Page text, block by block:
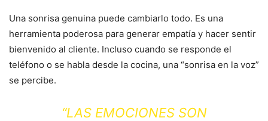
Una sonrisa genuina puede cambiarlo todo. Es una
herramienta poderosa para generar empatía y hacer sentir
bienvenido al cliente. Incluso cuando se responde el
teléfono o se habla desde la cocina, una “sonrisa en la voz”
se percibe.
“LAS EMOCIONES SON